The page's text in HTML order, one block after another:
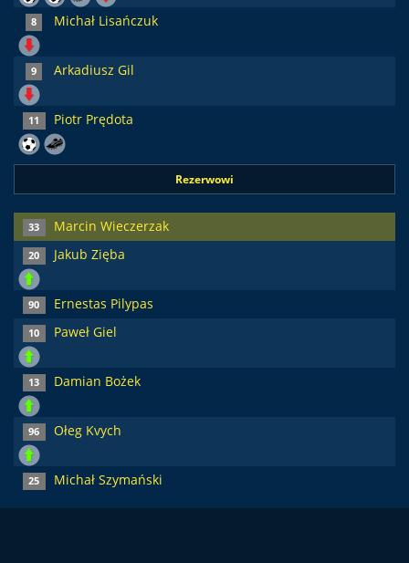
8 Michał Lisańczuk
9 Arkadiusz Gil
11 Piotr Prędota
Rezerwowi
33 Marcin Wieczerzak
20 Jakub Zięba
90 Ernestas Pilypas
10 Paweł Giel
13 Damian Bożek
96 Ołeg Kvych
25 Michał Szymański